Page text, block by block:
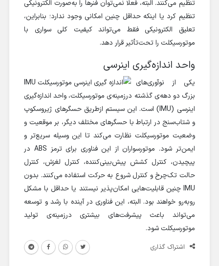
تنظیم می‌کنند. البته، فعلا نمی‌توان فنرها را به‌صورت الکترونیکی
تنظیم کرد یا اینکه حداقل چنین امکانی وجود ندارد؛ بنابراین،
تعلیق الکترونیکی فقط می‌تواند کیفیت کلی سواری با
موتورسیکلت را تحت‌تأثیر قرار دهد.
واحد اندازه‌گیری اینرسی
یکی از نوآوری‌های
بزرگ‌ دو دهه‌ی گذشته درزمینه‌ی موتورسیکلت، واحد اندازه‌گیری
اینرسی (IMU) است. این سیستم ازطریق حسگرهای ژیروسکوپ
و شتاب‌سنج در ارتباط با حسگرهای مختلف دیگر، بر موقعیت و
وضعیت موتورسیکلت نظارت می‌کند تا این وسیله سریع‌تر و
ایمن‌تر شود. موتورسواران از این فناوری برای ترمز ABS در
پیچیدن، کنترل کشش پیش‌بینی‌کننده، کنترل لغزش، کنترل
حالت تک‌چرخ و کنترل شروع به حرکت استفاده می‌کنند. بدون
IMU چنین قابلیت‌هایی امکان‌پذیر نیستند یا حداقل با مشکل
روبه‌رو خواهند بود. البته، این فناوری در آینده با رشد و توسعه
می‌تواند باعث پیشرفت‌های بیشتری درزمینه‌ی تولید
موتورسیکلت شود.
اشتراک گذاری